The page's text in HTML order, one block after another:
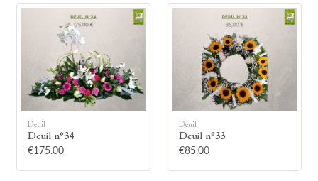
Allumez une bougie
Montrez votre soutien à la famille en
allumant symboliquement une bougie.
Deuil
Deuil n°34
€175.00
Deuil
Deuil n°33
€85.00